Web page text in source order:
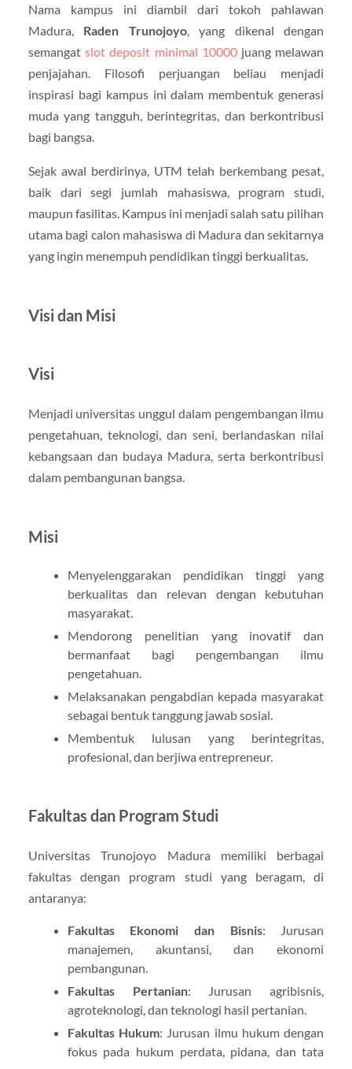
Nama kampus ini diambil dari tokoh pahlawan
Madura, Raden Trunojoyo, yang dikenal dengan
semangatslot deposit minimal 10000juang melawan
penjajahan. Filosofi perjuangan beliau menjadi
inspirasi bagi kampus ini dalam membentuk generasi
muda yang tangguh, berintegritas, dan berkontribusi
bagi bangsa.
Sejak awal berdirinya, UTM telah berkembang pesat,
baik dari segi jumlah mahasiswa, program studi,
maupun fasilitas. Kampus ini menjadi salah satu pilihan
utama bagi calon mahasiswa di Madura dan sekitarnya
yang ingin menempuh pendidikan tinggi berkualitas.
Visi dan Misi
Visi
Menjadi universitas unggul dalam pengembangan ilmu
pengetahuan, teknologi, dan seni, berlandaskan nilai
kebangsaan dan budaya Madura, serta berkontribusi
dalam pembangunan bangsa.
Misi
Menyelenggarakan pendidikan tinggi yang
berkualitas dan relevan dengan kebutuhan
masyarakat.
Mendorong penelitian yang inovatif dan
bermanfaat bagi pengembangan ilmu
pengetahuan.
Melaksanakan pengabdian kepada masyarakat
sebagai bentuk tanggung jawab sosial.
Membentuk lulusan yang berintegritas,
profesional, dan berjiwa entrepreneur.
Fakultas dan Program Studi
Universitas Trunojoyo Madura memiliki berbagai
fakultas dengan program studi yang beragam, di
antaranya:
Fakultas Ekonomi dan Bisnis: Jurusan
manajemen, akuntansi, dan ekonomi
pembangunan.
Fakultas Pertanian: Jurusan agribisnis,
agroteknologi, dan teknologi hasil pertanian.
Fakultas Hukum: Jurusan ilmu hukum dengan
fokus pada hukum perdata, pidana, dan tata